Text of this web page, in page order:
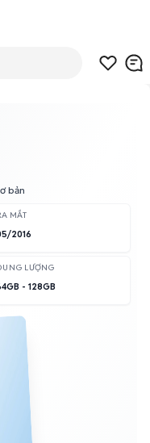
bản
MẮT
2016
LƯỢNG
- 128GB